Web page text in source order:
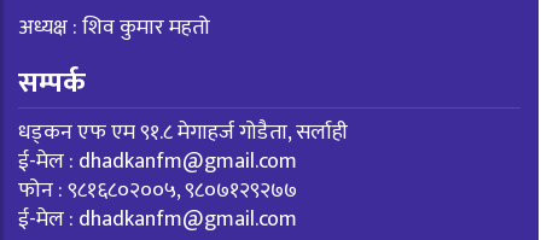
अध्यक्ष : शिव कुमार महतो
सम्पर्क
धड्कन एफ एम ९१.८ मेगाहर्ज गोडैता, सर्लाही
ई-मेल : dhadkanfm@gmail.com
फोन : ९८१६८०२००५, ९८०७१२९२७७
ई-मेल : dhadkanfm@gmail.com